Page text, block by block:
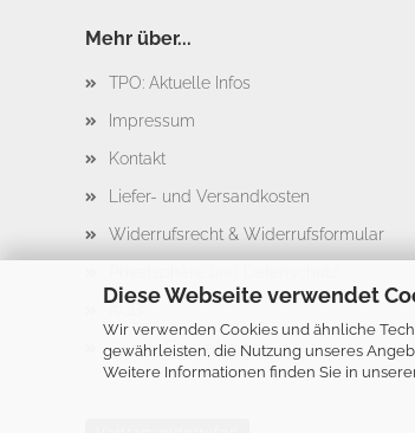
Diese Webseite verwendet
Wir verwenden Cookies und ähnliche
gewährleisten, die Nutzung unseres
Weitere Informationen finden Sie in
Mehr über...
TPO: Aktuelle Infos
Impressum
Kontakt
Liefer- und Versandkosten
Widerrufsrecht & Widerrufsformular
Cookie Einstellungen